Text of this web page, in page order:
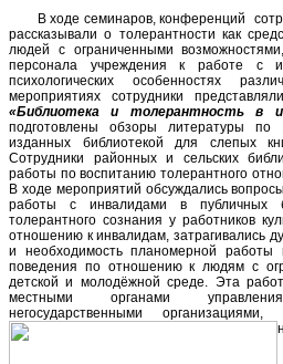
В ходе семинаров, конференций
рассказывали о толерантности как
людей с ограниченными
персонала учреждения к работе с
психологических особенностях
мероприятиях сотрудники
«Библиотека и толерантность в
подготовлены обзоры литературы по
изданных библиотекой для слепых
Сотрудники районных и сельских
работы по воспитанию толерантного
В ходе мероприятий обсуждались
работы с инвалидами в публичных
толерантного сознания у работников
отношению к инвалидам, затрагивались
и необходимость планомерной
поведения по отношению к людям с
детской и молодёжной среде. Эта
местными органами
негосударственными